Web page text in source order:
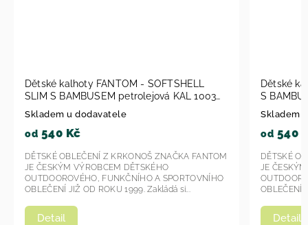
KAL 1003
FANTOM
si...
Dětské kalhoty Fantom - SOFTSHELL SLIM
S BAMBUSEM KAL 1007 - modrá 2023
Skladem u dodavatele
DĚTSKÉ OBLEČENÍ Z KRKONOŠ ZNAČKA FANTOM
JE ČESKÝM VÝROBCEM DĚTSKÉHO
OUTDOOROVÉHO, FUNKČNÍHO A SPORTOVNÍHO
OBLEČENÍ JIŽ OD ROKU 1999. Zakládá si...